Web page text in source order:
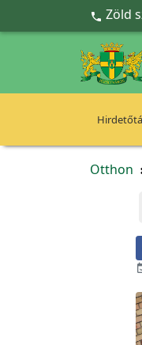
Ugrás a fő tartalomra
 Zöld
Otthon